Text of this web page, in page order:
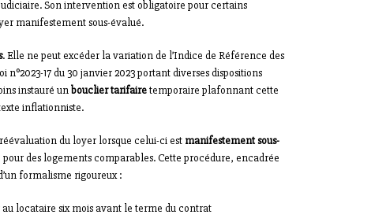
Son intervention est obligatoire pour certains
manifestement sous-évalué.
. Elle ne peut excéder la variation de l’Indice de Référence des
17 du 30 janvier 2023 portant diverses dispositions
instauré unbouclier tarifairetemporaire plafonnant cette
inflationniste.
du loyer lorsque celui-ci est manifestement sous-
des logements comparables. Cette procédure, encadrée
formalisme rigoureux :
locataire six mois avant le terme du contrat